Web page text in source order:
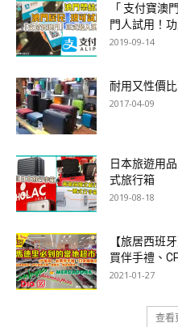
「 支付寶澳
門人試用！
2019-09-14
耐用又性價
2017-04-09
日本旅遊用
式旅行箱
2019-08-18
【旅居西班
買伴手禮、
2021-01-27
查看